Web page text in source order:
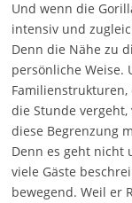
Und wenn die
intensiv und
Denn die Nähe zu
persönliche Weise.
die Stunde
diese Begrenzung
Denn es geht nicht
viele Gäste
bewegend. Weil er